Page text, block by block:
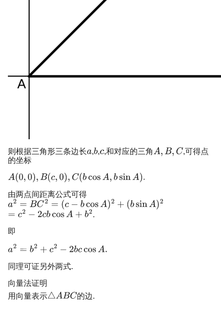
则根据三角形三条边长 , , ,和对应的三角
,可得点
的坐标
.
由两点间距离公式可得
.
即
同理可证另外两式.
向量法证明
用向量表示
的边.